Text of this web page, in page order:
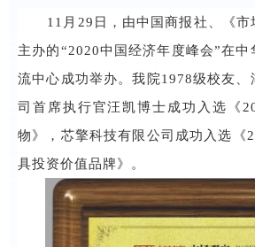
11月29日，由中国商报社、《市
主办的“2020中国经济年度峰会”在中
流中心成功举办。我院1978级校友、
司首席执行官汪凯博士成功入选《
物》，芯擎科技有限公司成功入选《
具投资价值品牌》。